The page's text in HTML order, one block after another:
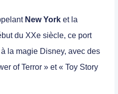
New York et la
du XXe siècle, ce port
la magie Disney, avec des
of Terror » et « Toy Story